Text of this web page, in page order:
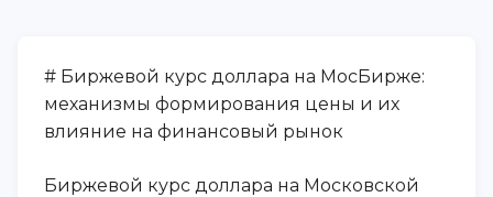
# Биржевой курс доллара на МосБирже:
механизмы формирования цены и их
влияние на финансовый рынок
Биржевой курс доллара на Московской